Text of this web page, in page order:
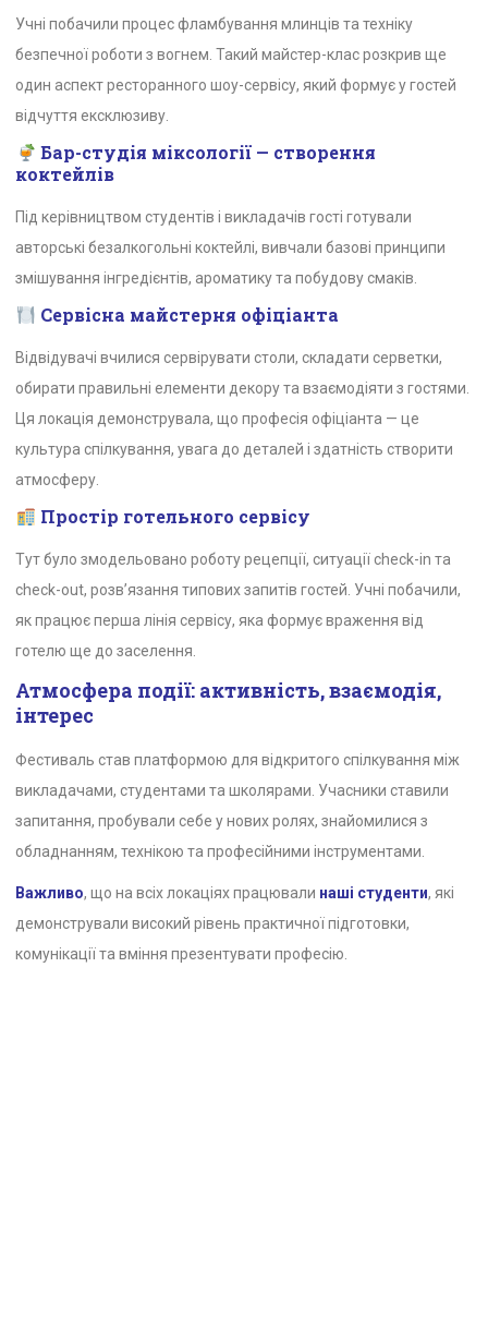
Учні побачили процес фламбування млинців та техніку
безпечної роботи з вогнем. Такий майстер-клас розкрив ще
один аспект ресторанного шоу-сервісу, який формує у гостей
відчуття ексклюзиву.
Бар-студія міксології — створення
коктейлів
Під керівництвом студентів і викладачів гості готували
авторські безалкогольні коктейлі, вивчали базові принципи
змішування інгредієнтів, ароматику та побудову смаків.
Сервісна майстерня офіціанта
Відвідувачі вчилися сервірувати столи, складати серветки,
обирати правильні елементи декору та взаємодіяти з гостями.
Ця локація демонструвала, що професія офіціанта — це
культура спілкування, увага до деталей і здатність створити
атмосферу.
Простір готельного сервісу
Тут було змодельовано роботу рецепції, ситуації check-in та
check-out, розв’язання типових запитів гостей. Учні побачили,
як працює перша лінія сервісу, яка формує враження від
готелю ще до заселення.
Атмосфера події: активність, взаємодія,
інтерес
Фестиваль став платформою для відкритого спілкування між
викладачами, студентами та школярами. Учасники ставили
запитання, пробували себе у нових ролях, знайомилися з
обладнанням, технікою та професійними інструментами.
Важливо, що на всіх локаціях працювали наші студенти, які
демонстрували високий рівень практичної підготовки,
комунікації та вміння презентувати професію.